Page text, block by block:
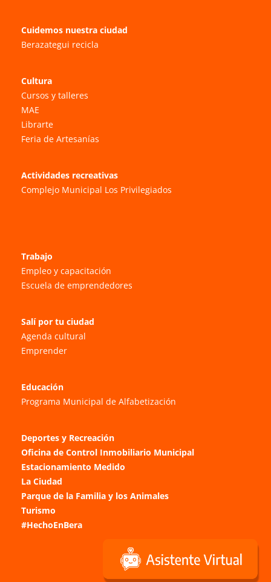
Cuidemos nuestra ciudad
Berazategui recicla
Cultura
Cursos y talleres
MAE
Librarte
Feria de Artesanías
Actividades recreativas
Complejo Municipal Los Privilegiados
Trabajo
Empleo y capacitación
Escuela de emprendedores
Salí por tu ciudad
Agenda cultural
Emprender
Educación
Programa Municipal de Alfabetización
Deportes y Recreación
Oficina de Control Inmobiliario Municipal
Estacionamiento Medido
La Ciudad
Parque de la Familia y los Animales
Turismo
#HechoEnBera